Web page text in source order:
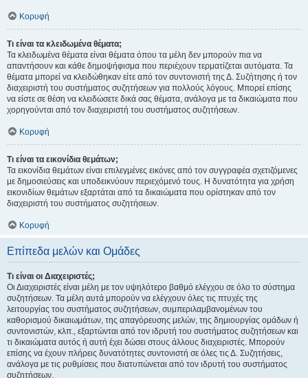
Κορυφή
Τι είναι τα κλειδωμένα θέματα;
Τα κλειδωμένα θέματα είναι θέματα όπου τα μέλη δεν μπορούν πια να
απαντήσουν και κάθε δημοψήφισμα που περιέχουν τερματίζεται αυτόματα. Τα
θέματα μπορεί να κλειδώθηκαν είτε από τον συντονιστή της Δ. Συζήτησης ή τον
διαχειριστή του συστήματος συζητήσεων για πολλούς λόγους. Μπορεί επίσης
να είστε σε θέση να κλειδώσετε δικά σας θέματα, ανάλογα με τα δικαιώματα που
χορηγούνται από τον διαχειριστή του συστήματος συζητήσεων.
Κορυφή
Τι είναι τα εικονίδια θεμάτων;
Τα εικονίδια θεμάτων είναι επιλεγμένες εικόνες από τον συγγραφέα σχετιζόμενες
με δημοσιεύσεις και υποδεικνύουν περιεχόμενό τους. Η δυνατότητα για χρήση
εικονιδίων θεμάτων εξαρτάται από τα δικαιώματα που ορίστηκαν από τον
διαχειριστή του συστήματος συζητήσεων.
Κορυφή
Επίπεδα μελών και Ομάδες
Τι είναι οι Διαχειριστές;
Οι Διαχειριστές είναι μέλη με τον υψηλότερο βαθμό ελέγχου σε όλο το σύστημα
συζητήσεων. Τα μέλη αυτά μπορούν να ελέγχουν όλες τις πτυχές της
λειτουργίας του συστήματος συζητήσεων, συμπεριλαμβανομένων του
καθορισμού δικαιωμάτων, της απαγόρευσης μελών, της δημιουργίας ομάδων ή
συντονιστών, κλπ., εξαρτώνται από τον ιδρυτή του συστήματος συζητήσεων και
τι δικαιώματα αυτός ή αυτή έχει δώσει στους άλλους διαχειριστές. Μπορούν
επίσης να έχουν πλήρεις δυνατότητες συντονιστή σε όλες τις Δ. Συζητήσεις,
ανάλογα με τις ρυθμίσεις που διατυπώνεται από τον ιδρυτή του συστήματος
συζητήσεων.